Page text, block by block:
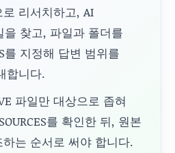
리서치하고, AI
을 찾고, 파일과 폴더를
를 지정해 답변 범위를
합니다.
파일만 대상으로 좁혀
를 확인한 뒤, 원본
는 순서로 써야 합니다.